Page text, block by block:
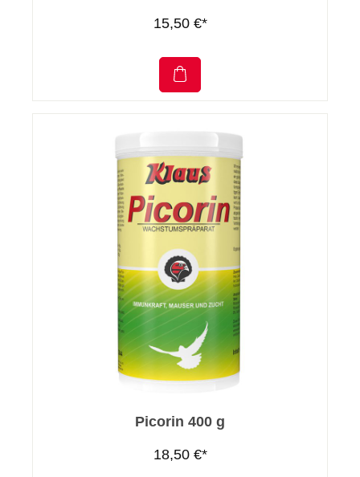
15,50 €*
Picorin 400 g
18,50 €*